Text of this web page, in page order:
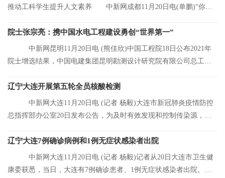
推动工科学生提升人文素养 中新网成都11月20日电(单鹏)“你们
院士张宗亮：携中国水电工程建设勇创“世界第一”
中新网昆明11月20日电 (熊佳欣)中国工程院18日公布2021年
院士增选结果，中国电建集团昆明勘测设计研究院有限公司总工程
辽宁大连开展第五轮全员核酸检测
中新网大连11月20日电 (记者 杨毅)大连市新冠肺炎疫情防控
总指挥部办公室20日发布公告，为及时有效发现和控制传染源，结
辽宁大连7例确诊病例和1例无症状感染者出院
中新网大连11月20日电 (记者 杨毅)记者从20日大连市卫生健
康委获悉，当日，大连有7例确诊患者、1例无症状感染者出院。目